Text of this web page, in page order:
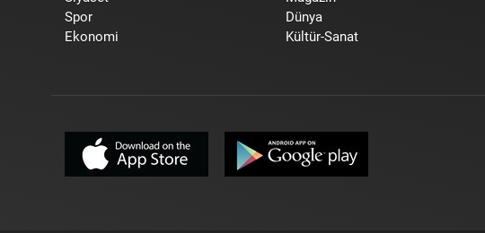
Spor
Ekonomi
Dünya
Kültür-Sanat